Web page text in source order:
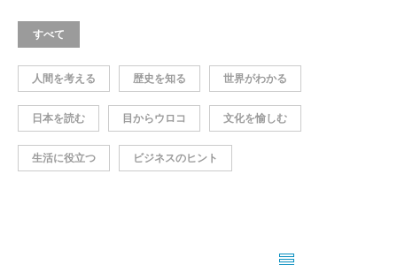
すべて
人間を考える 歴史を知る 世界がわかる
日本を読む 目からウロコ 文化を愉しむ
生活に役立つ ビジネスのヒント